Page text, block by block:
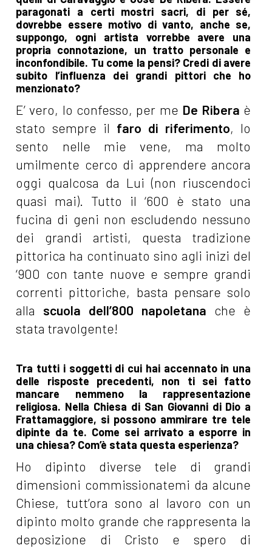
paragonati a certi mostri sacri, di per sé,
dovrebbe essere motivo di vanto, anche se,
suppongo, ogni artista vorrebbe avere una
propria connotazione, un tratto personale e
inconfondibile. Tu come la pensi? Credi di avere
subito l’influenza dei grandi pittori che ho
menzionato?
E’ vero, lo confesso, per me De Ribera è
stato sempre il faro di riferimento, lo
sento nelle mie vene, ma molto
umilmente cerco di apprendere ancora
oggi qualcosa da Lui (non riuscendoci
quasi mai). Tutto il ‘600 è stato una
fucina di geni non escludendo nessuno
dei grandi artisti, questa tradizione
pittorica ha continuato sino agli inizi del
‘900 con tante nuove e sempre grandi
correnti pittoriche, basta pensare solo
alla scuola dell’800 napoletana che è
stata travolgente!
Tra tutti i soggetti di cui hai accennato in una
delle risposte precedenti, non ti sei fatto
mancare nemmeno la rappresentazione
religiosa. Nella Chiesa di San Giovanni di Dio a
Frattamaggiore, si possono ammirare tre tele
dipinte da te. Come sei arrivato a esporre in
una chiesa? Com’è stata questa esperienza?
Ho dipinto diverse tele di grandi
dimensioni commissionatemi da alcune
Chiese, tutt’ora sono al lavoro con un
dipinto molto grande che rappresenta la
deposizione di Cristo e spero di